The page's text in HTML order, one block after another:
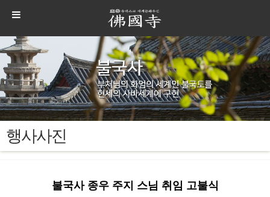
행사사진
불국사 종우 주지 스님 취임 고불식